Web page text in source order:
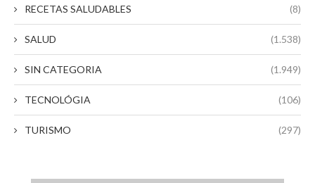
RECETAS SALUDABLES (8)
SALUD (1.538)
SIN CATEGORIA (1.949)
TECNOLÓGIA (106)
TURISMO (297)